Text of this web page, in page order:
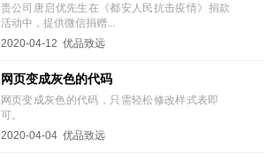
贵公司唐启优先生在《都安人民抗击疫情》捐款
活动中，提供微信捐赠...
2020-04-12 优品致远
网页变成灰色的代码
网页变成灰色的代码，只需轻松修改样式表即
可。
2020-04-04 优品致远